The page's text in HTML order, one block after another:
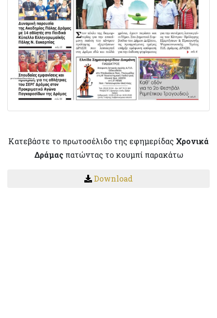
Κατεβάστε το πρωτοσέλιδο της εφημερίδας Χρονικά
Δράμαςπατώντας το κουμπί παρακάτω
Download